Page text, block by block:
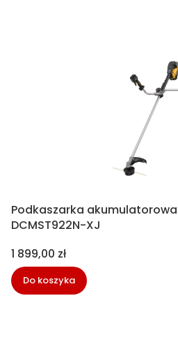
Podkaszarka
DCMST922N-XJ
Cena
1 899,00 zł
Do koszyka